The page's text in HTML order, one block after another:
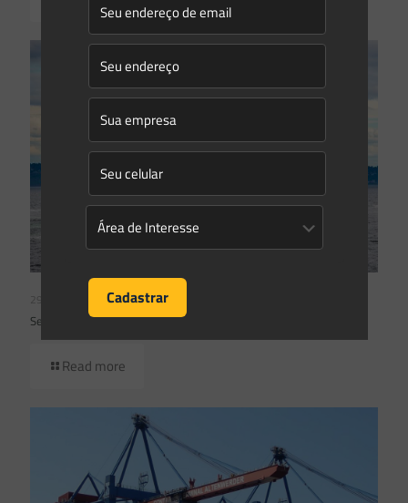
29/11/2021
Senado Federal aprova a criação da “BR do Mar”
Read more